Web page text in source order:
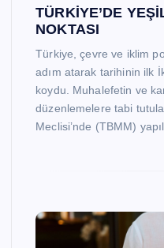
TÜRKİYE’DE
NOKTASI
Türkiye, çevre ve iklim
adım atarak tarihinin ilk
koydu. Muhalefetin ve
düzenlemelere tabi
Meclisi’nde (TBMM)